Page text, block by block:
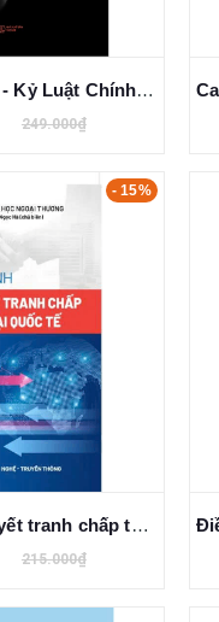
Kỷ Luật Để Tự Do - Kỷ Luật Chính Là Hành Động Yêu Thương Bản Thân Cao Cấp Nhất - Phi Hồng Huy
249.000₫
- 15%
Giáo trình Giải quyết tranh chấp thương mại quốc tế
215.000₫